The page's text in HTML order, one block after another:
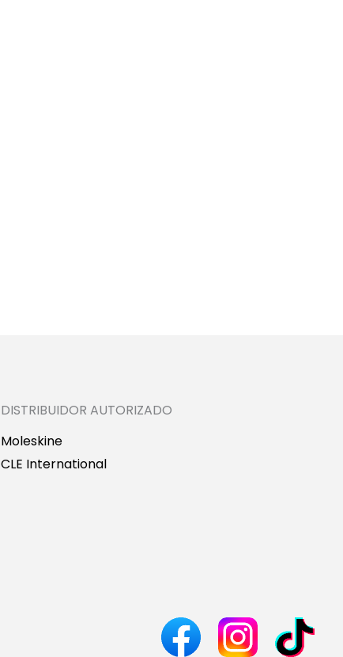
DISTRIBUIDOR AUTORIZADO
Moleskine
CLE International